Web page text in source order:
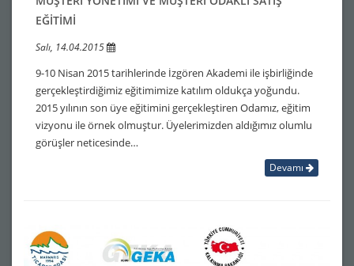
EĞİTİMİ
Salı, 14.04.2015
9-10 Nisan 2015 tarihlerinde İzgören Akademi ile işbirliğinde
gerçekleştirdiğimiz eğitimimize katılım oldukça yoğundu.
2015 yılının son üye eğitimini gerçekleştiren Odamız, eğitim
vizyonu ile örnek olmuştur. Üyelerimizden aldığımız olumlu
görüşler neticesinde…
Devamı